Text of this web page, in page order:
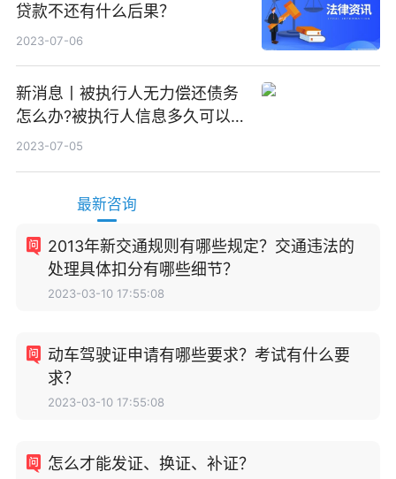
贷款不还有什么后果？
2023-07-06
新消息丨被执行人无力偿还债务
怎么办?被执行人信息多久可以
消除?
2023-07-05
最新咨询
2013年新交通规则有哪些规定？交通违法的
处理具体扣分有哪些细节？
2023-03-10 17:55:08
动车驾驶证申请有哪些要求？考试有什么要
求？
2023-03-10 17:55:08
怎么才能发证、换证、补证？